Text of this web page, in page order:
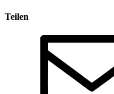
Teilen